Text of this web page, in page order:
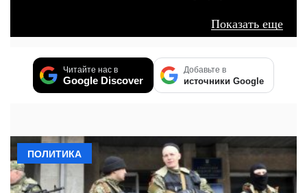
Показать еще
Читайте нас в
Google Discover
Добавьте в
источники Google
ПОЛИТИКА